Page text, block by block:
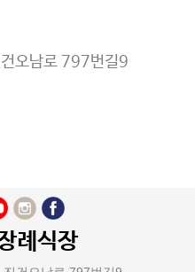
오남로 797번길9
례식장